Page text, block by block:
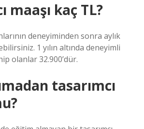
maaşı kaç TL?
deneyiminden sonra aylık
1 yılın altında deneyimli
olanlar 32.900’dür.
tasarımcı